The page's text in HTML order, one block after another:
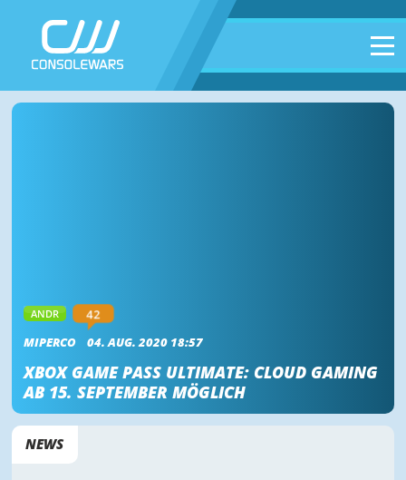
ANDR 42
MIPERCO 04. AUG. 2020 18:57
XBOX GAME PASS ULTIMATE: CLOUD GAMING
AB 15. SEPTEMBER MÖGLICH
NEWS